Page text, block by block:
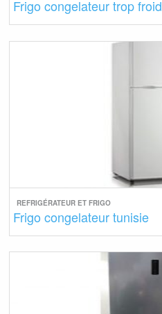
Frigo congelateur trop froid
REFRIGÉRATEUR ET FRIGO
Frigo congelateur tunisie